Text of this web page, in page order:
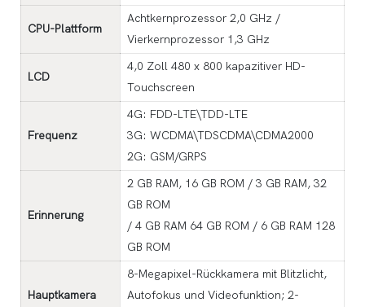
CPU-Plattform
Achtkernprozessor 2,0 GHz /
Vierkernprozessor 1,3 GHz
LCD
4,0 Zoll 480 x 800 kapazitiver HD-
Touchscreen
Frequenz
4G: FDD-LTE\TDD-LTE
3G: WCDMA\TDSCDMA\CDMA2000
2G: GSM/GRPS
Erinnerung
2 GB RAM, 16 GB ROM / 3 GB RAM, 32
GB ROM
/ 4 GB RAM 64 GB ROM / 6 GB RAM 128
GB ROM
Hauptkamera
8-Megapixel-Rückkamera mit Blitzlicht,
Autofokus und Videofunktion; 2-